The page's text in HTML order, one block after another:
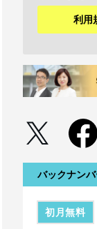
利用
バックナン
初月無料